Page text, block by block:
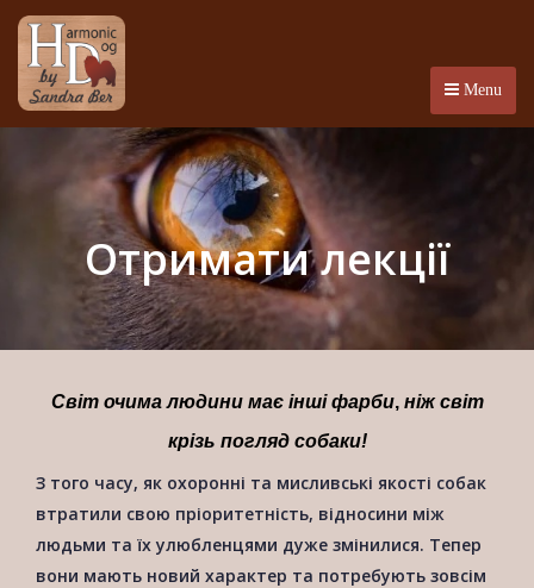
Menu
Отримати лекції
Світ очима людини має інші фарби, ніж світ
крізь погляд собаки!
З того часу, як охоронні та мисливські якості собак
втратили свою пріоритетність, відносини між
людьми та їх улюбленцями дуже змінилися. Тепер
вони мають новий характер та потребують зовсім